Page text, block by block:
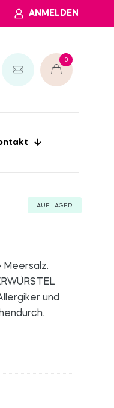
ANMELDEN
0
AUF LAGER
Meersalz.
und